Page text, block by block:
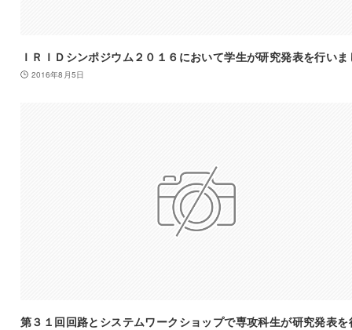
ＩＲＩＤシンポジウム２０１６において学生が研究発表を行いま
2016年8月5日
第３１回回路とシステムワークショップで専攻科生が研究発表を